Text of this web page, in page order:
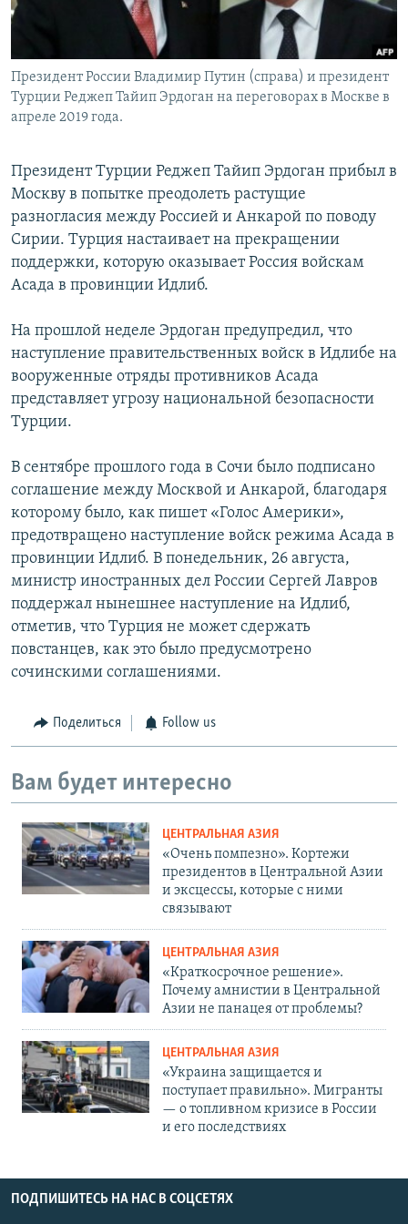
Президент России Владимир Путин (справа) и президент
Турции Реджеп Тайип Эрдоган на переговорах в Москве в
апреле 2019 года.
Президент Турции Реджеп Тайип Эрдоган прибыл в
Москву в попытке преодолеть растущие
разногласия между Россией и Анкарой по поводу
Сирии. Турция настаивает на прекращении
поддержки, которую оказывает Россия войскам
Асада в провинции Идлиб.
На прошлой неделе Эрдоган предупредил, что
наступление правительственных войск в Идлибе на
вооруженные отряды противников Асада
представляет угрозу национальной безопасности
Турции.
В сентябре прошлого года в Сочи было подписано
соглашение между Москвой и Анкарой, благодаря
которому было, как пишет «Голос Америки»,
предотвращено наступление войск режима Асада в
провинции Идлиб. В понедельник, 26 августа,
министр иностранных дел России Сергей Лавров
поддержал нынешнее наступление на Идлиб,
отметив, что Турция не может сдержать
повстанцев, как это было предусмотрено
сочинскими соглашениями.
Поделиться Follow us
Вам будет интересно
ЦЕНТРАЛЬНАЯ АЗИЯ
«Очень помпезно». Кортежи
президентов в Центральной Азии
и эксцессы, которые с ними
связывают
ЦЕНТРАЛЬНАЯ АЗИЯ
«Краткосрочное решение».
Почему амнистии в Центральной
Азии не панацея от проблемы?
ЦЕНТРАЛЬНАЯ АЗИЯ
«Украина защищается и
поступает правильно». Мигранты
— о топливном кризисе в России
и его последствиях
ПОДПИШИТЕСЬ НА НАС В СОЦСЕТЯХ